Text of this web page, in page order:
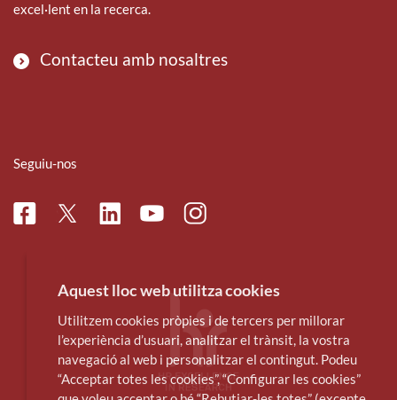
excel·lent en la recerca.
Contacteu amb nosaltres
Seguiu-nos
FacebookTwitterLinkedinYoutubeInstagram
Aquest lloc web utilitza cookies
Utilitzem cookies pròpies i de tercers per millorar
l’experiència d’usuari, analitzar el trànsit, la vostra
navegació al web i personalitzar el contingut. Podeu
“Acceptar totes les cookies”, “Configurar les cookies”